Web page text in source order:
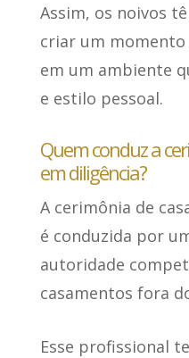
Assim, os noivos
criar um
em um ambiente
e estilo pessoal.
Quem conduz a
em diligência?
A cerimônia de
é conduzida por
autoridade
casamentos fora
Esse profissional t